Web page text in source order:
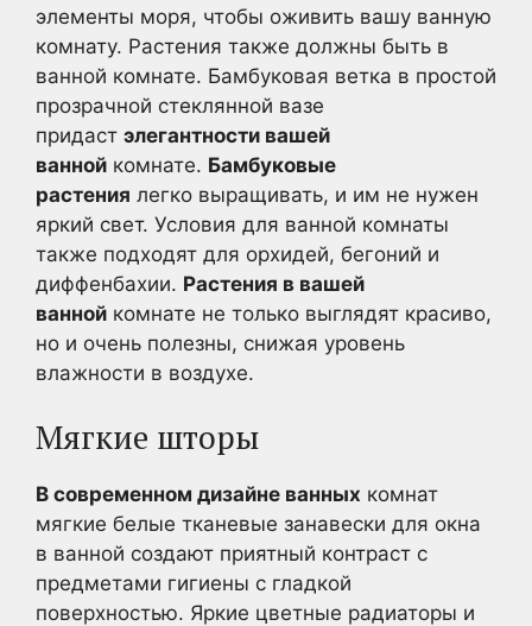
элементы моря, чтобы оживить вашу ванную
комнату. Растения также должны быть в
ванной комнате. Бамбуковая ветка в простой
прозрачной стеклянной вазе
придаст элегантности вашей
ванной комнате. Бамбуковые
растения легко выращивать, и им не нужен
яркий свет. Условия для ванной комнаты
также подходят для орхидей, бегоний и
диффенбахии. Растения в вашей
ванной комнате не только выглядят красиво,
но и очень полезны, снижая уровень
влажности в воздухе.
Мягкие шторы
В современном дизайне ванных комнат
мягкие белые тканевые занавески для окна
в ванной создают приятный контраст с
предметами гигиены с гладкой
поверхностью. Яркие цветные радиаторы и